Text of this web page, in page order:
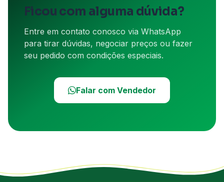
Ficou com alguma dúvida?
Entre em contato conosco via WhatsApp
para tirar dúvidas, negociar preços ou fazer
seu pedido com condições especiais.
Falar com Vendedor